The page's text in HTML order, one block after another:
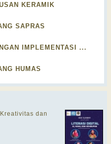
KERAMIK
SAPRAS
IMPLEMENTASI ...
HUMAS
dan